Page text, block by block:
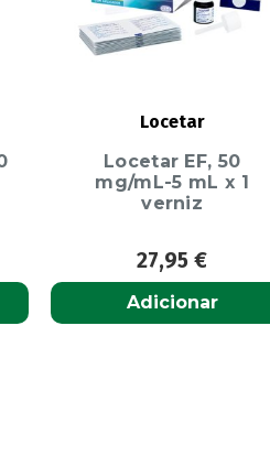
Locetar
Locetar EF, 50
mg/mL-5 mL x 1
verniz
27,95€
Adicionar